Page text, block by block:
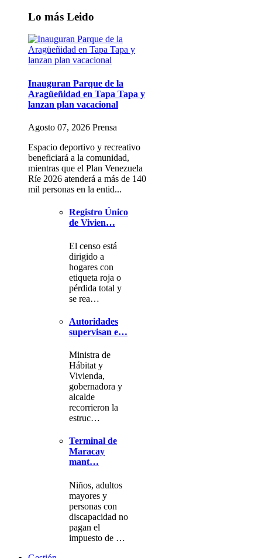
Lo más Leido
Inauguran Parque de la
Aragüeñidad en Tapa Tapa y
lanzan plan vacacional
Agosto 07, 2026 Prensa
Espacio deportivo y recreativo
beneficiará a la comunidad,
mientras que el Plan Venezuela
Ríe 2026 atenderá a más de 140
mil personas en la entid...
Registro Único
de Vivien…
El censo está
dirigido a
hogares con
etiqueta roja o
pérdida total y
se rea…
Autoridades
supervisan e…
Ministra de
Hábitat y
Vivienda,
gobernadora y
alcalde
recorrieron la
estruc…
Terminal de
Maracay
mant…
Niños, adultos
mayores y
personas con
discapacidad no
pagan el
impuesto de …